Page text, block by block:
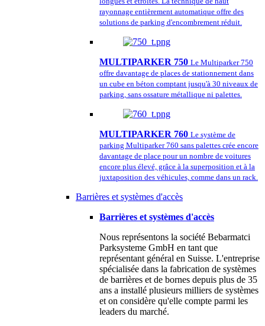
rayonnage entièrement automatique offre des
solutions de parking d'encombrement réduit.
MULTIPARKER 750 Le Multiparker 750
offre davantage de places de stationnement dans
un cube en béton comptant jusqu'à 30 niveaux de
parking, sans ossature métallique ni palettes.
MULTIPARKER 760 Le système de
parking Multiparker 760 sans palettes crée encore
davantage de place pour un nombre de voitures
encore plus élevé, grâce à la superposition et à la
juxtaposition des véhicules, comme dans un rack.
Barrières et systèmes d'accès
Barrières et systèmes d'accès
Nous représentons la société Bebarmatci
Parksysteme GmbH en tant que
représentant général en Suisse. L'entreprise
spécialisée dans la fabrication de systèmes
de barrières et de bornes depuis plus de 35
ans a installé plusieurs milliers de systèmes
et on considère qu'elle compte parmi les
leaders du marché.